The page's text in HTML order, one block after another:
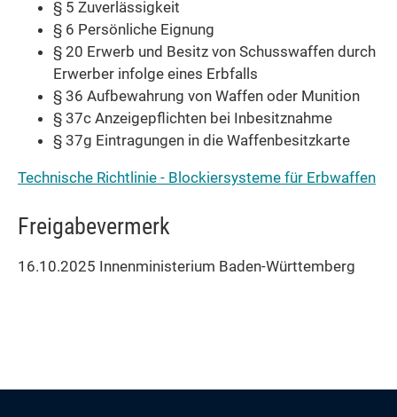
§ 5 Zuverlässigkeit
§ 6 Persönliche Eignung
§ 20 Erwerb und Besitz von Schusswaffen durch
Erwerber infolge eines Erbfalls
§ 36 Aufbewahrung von Waffen oder Munition
§ 37c Anzeigepflichten bei Inbesitznahme
§ 37g Eintragungen in die Waffenbesitzkarte
Technische Richtlinie - Blockiersysteme für Erbwaffen
Freigabevermerk
16.10.2025 Innenministerium Baden-Württemberg